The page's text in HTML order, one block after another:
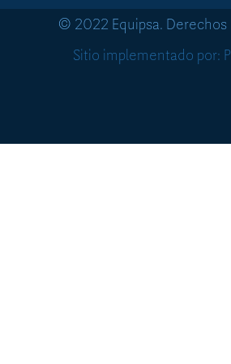
© 2022 Equipsa. Derechos
Sitio implementado por: